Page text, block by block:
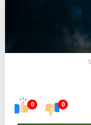
0 0